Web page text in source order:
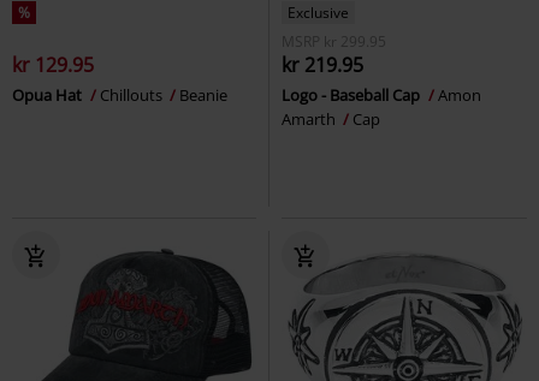
%
kr 129.95
Opua Hat Chillouts Beanie
Exclusive
MSRP
kr 299.95
kr 219.95
Logo - Baseball Cap
Amon
Amarth
Cap